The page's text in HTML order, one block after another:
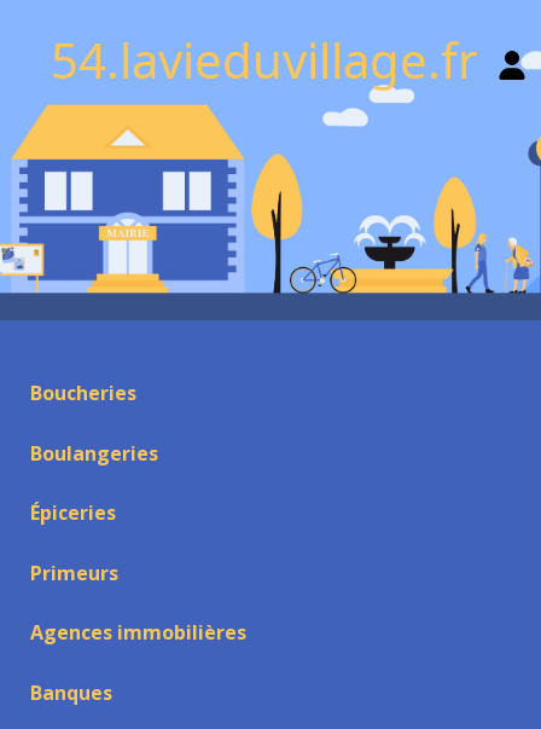
54.lavieduvillage.fr
Boucheries
Boulangeries
Épiceries
Primeurs
Agences immobilières
Banques